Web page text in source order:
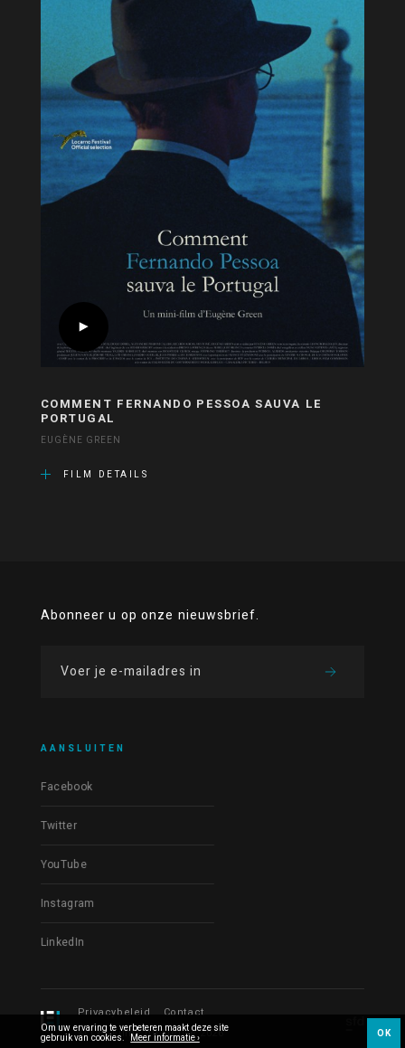
COMMENT FERNANDO PESSOA SAUVA LE
PORTUGAL
EUGÈNE GREEN
FILM DETAILS
Abonneer u op onze nieuwsbrief.
AANSLUITEN
Facebook
Twitter
YouTube
Instagram
LinkedIn
Privacybeleid
Contact
© Les Films du Fleuve 2026
Om uw ervaring te verbeteren maakt deze site
gebruik van cookies. Meer informatie › OK